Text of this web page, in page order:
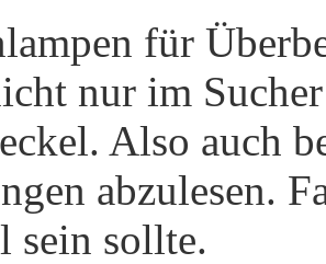
für
nur im
Also auch
abzulesen.
sein sollte.